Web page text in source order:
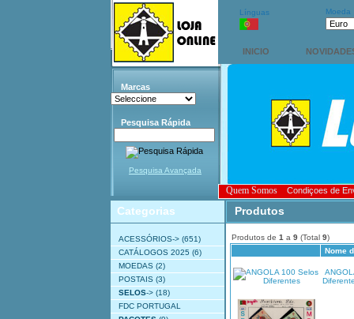
Línguas Moeda
INICIO
Marcas
Pesquisa Rápida
Pesquisa Avançada
Quem Somos Condiçoes de
Categorias
ACESSÓRIOS->(651)
CATÁLOGOS 2025 (6)
MOEDAS (2)
POSTAIS (3)
SELOS->(18)
FDC PORTUGAL
Produtos
Produtos de 1 a 9(Total 9)
Nome